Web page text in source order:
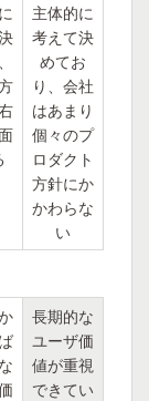
主体的に
考えて決
めてお
り、会社
はあまり
個々のプ
ロダクト
方針にか
かわらな
い
長期的な
ユーザ価
値が重視
できてい